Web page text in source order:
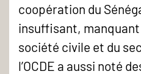
coopération du
insuffisant, manquant
société civile et du
l’OCDE a aussi noté